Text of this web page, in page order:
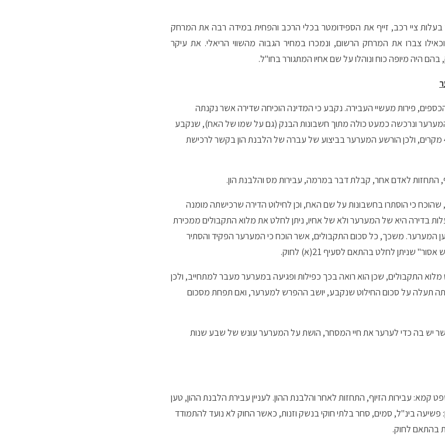
ציי רכב, זייף את הספידומטר בכלי הרכב והפחית במידה רבה את המרחק
צברו את המרחק הרשום, ונמכרו במחיר הגבוה מהשווי הריאלי. את עיקר
היה מיופה כוח ונוהלו על שם אחיו המתגורר בחו"ל.
פירות מעשיי העבירה. נקבע כי המדינה הוכיחה שדירה אשר נקנתה
ונרכשה כמעט כולה מתוך חשבונות הבנק (גם על שמו של האח), שנקבע
כי בהם המערער הפקיד את התקבולים ממכירת הרכב בלפחות 42 מקרים, ולכן הורשע המערער בביצוע של עברה של הלבנת הון בקשר לרכישת
לחוק לחילוט התקבולים, שהוכח כי הוסתרו בחשבונות על שם האח, וכן לחילוט הדירה שרכישתה מומנה
בדירה היא של המערער ולא של אחיו, ניתן לחלט את מלוא התקבולים ממכירת
המערער. משכך, כל סכום התקבולים, אשר הוכח כי המערער הפקיד והסתיר
שניתן לחלט בהתאם לסעיף 21(א) לחוק.
התקבולים, שכן הוא רואה בכך כפילות ופגיעה במערער מעבר למתחייב, ולכן
תעלה על סכום החילוט שנקבע, יושב ההפרש למערער, ואם תפחת מסכום
יש בה כדי לערער את חיי המסחר, הושת על המערער עונש של שבע שנות
עבירות הזיוף, התחזות לאחר והלבנת ההון. לעניין עבירת הלבנת ההון, טען
פשיעה בינ"ל, סמים, סחר בלתי חוקי בנשק וזנות, כאשר החוק לא נועד להתמודד
בהתאם לחוק.